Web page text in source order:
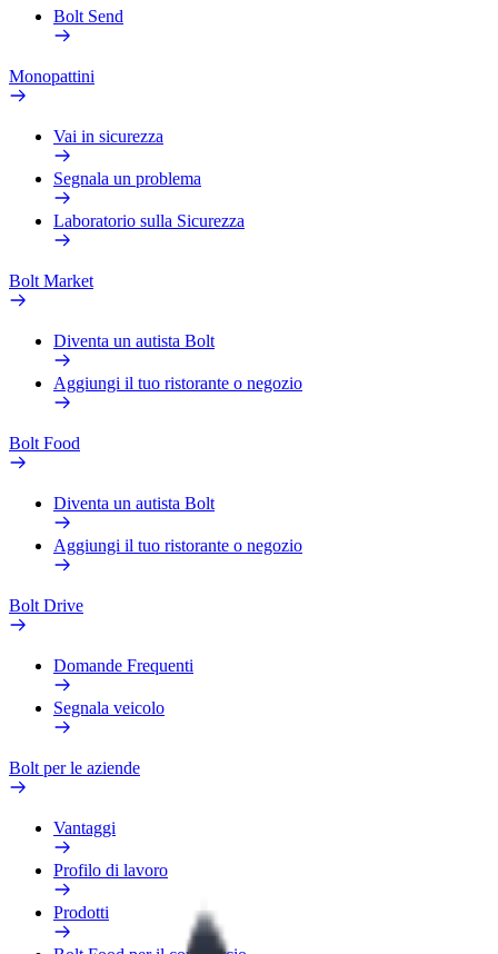
Bolt Send
Monopattini
Vai in sicurezza
Segnala un problema
Laboratorio sulla Sicurezza
Bolt Market
Diventa un autista Bolt
Aggiungi il tuo ristorante o negozio
Bolt Food
Diventa un autista Bolt
Aggiungi il tuo ristorante o negozio
Bolt Drive
Domande Frequenti
Segnala veicolo
Bolt per le aziende
Vantaggi
Profilo di lavoro
Prodotti